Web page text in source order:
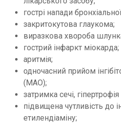
гострі напади
закритокутова глаукома;
виразкова хвороба
гострий інфаркт міокарда;
аритмія;
одночасний прийом
(МАО);
затримка сечі,
підвищена чутливість до
етилендіаміну;